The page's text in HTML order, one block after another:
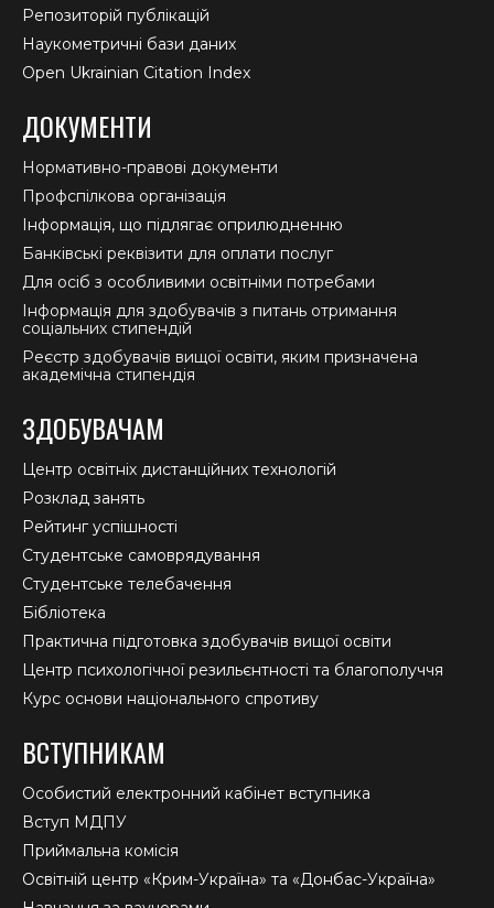
Репозиторій публікацій
Наукометричні бази даних
Open Ukrainian Citation Index
ДОКУМЕНТИ
Нормативно-правові документи
Профспілкова організація
Інформація, що підлягає оприлюдненню
Банківські реквізити для оплати послуг
Для осіб з особливими освітніми потребами
Інформація для здобувачів з питань отримання
соціальних стипендій
Реєстр здобувачів вищої освіти, яким призначена
академічна стипендія
ЗДОБУВАЧАМ
Центр освітніх дистанційних технологій
Розклад занять
Рейтинг успішності
Студентське самоврядування
Студентське телебачення
Бібліотека
Практична підготовка здобувачів вищої освіти
Центр психологічної резильєнтності та благополуччя
Курс основи національного спротиву
ВСТУПНИКАМ
Особистий електронний кабінет вступника
Вступ МДПУ
Приймальна комісія
Освітній центр «Крим-Україна» та «Донбас-Україна»